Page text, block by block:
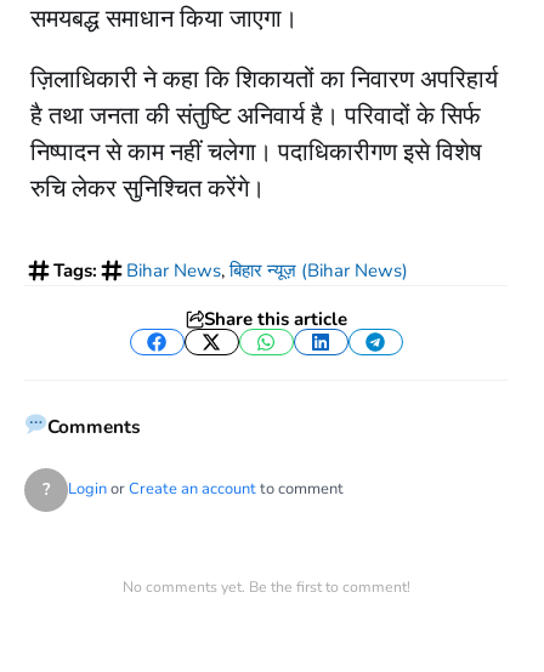
समयबद्ध समाधान किया जाएगा।
ज़िलाधिकारी ने कहा कि शिकायतों का निवारण अपरिहार्य
है तथा जनता की संतुष्टि अनिवार्य है। परिवादों के सिर्फ
निष्पादन से काम नहीं चलेगा। पदाधिकारीगण इसे विशेष
रुचि लेकर सुनिश्चित करेंगे।
Tags: Bihar News,बिहार न्यूज़ (Bihar News)
Share this article
Facebook
TwitterWhatsApp
LinkedInTelegram
Comments
? LoginorCreate an accountto comment
No comments yet. Be the first to comment!